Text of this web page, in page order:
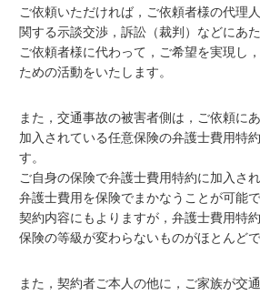
ご依頼いただければ，ご依頼者様の代理
関する示談交渉，訴訟（裁判）などにあた
ご依頼者様に代わって，ご希望を実現し
ための活動をいたします。
また，交通事故の被害者側は，ご依頼に
加入されている任意保険の弁護士費用特
す。
ご自身の保険で弁護士費用特約に加入さ
弁護士費用を保険でまかなうことが可能で
契約内容にもよりますが，弁護士費用特
保険の等級が変わらないものがほとんどで
また，契約者ご本人の他に，ご家族が交